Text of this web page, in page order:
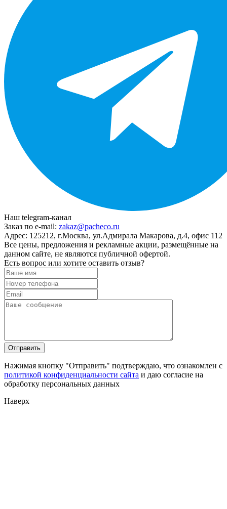
Наш telegram-канал
Заказ по e-mail: zakaz@pacheco.ru
Адрес: 125212, г.Москва, ул.Адмирала Макарова, д.4, офис 112
Все цены, предложения и рекламные акции, размещённые на
данном сайте, не являются публичной офертой.
Есть вопрос или хотите оставить отзыв?
Нажимая кнопку "Отправить" подтверждаю, что ознакомлен с
политикой конфиденциальности сайта и даю согласие на
обработку персональных данных
Наверх